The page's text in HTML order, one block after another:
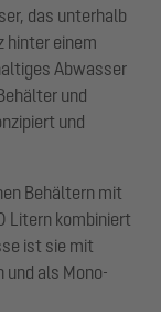
das unterhalb
hinter einem
Abwasser
und
und
Behältern mit
Litern kombiniert
ist sie mit
und als Mono-